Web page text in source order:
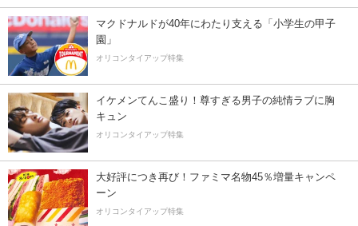
マクドナルドが40年にわたり支える「小学生の甲子
園」
オリコンタイアップ特集
イケメンてんこ盛り！尊すぎる男子の純情ラブに胸
キュン
オリコンタイアップ特集
大好評につき再び！ファミマ名物45％増量キャンペ
ーン
オリコンタイアップ特集